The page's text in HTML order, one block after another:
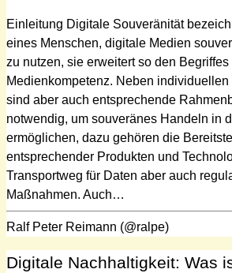
Einleitung Digitale Souveränität
eines Menschen, digitale Medien
zu nutzen, sie erweitert so den Begriffes
Medienkompetenz. Neben
sind aber auch entsprechende
notwendig, um souveränes Handeln in
ermöglichen, dazu gehören die
entsprechender Produkten und
Transportweg für Daten aber auch
Maßnahmen. Auch…
Ralf Peter Reimann (@ralpe)
Digitale Nachhaltigkeit: Was